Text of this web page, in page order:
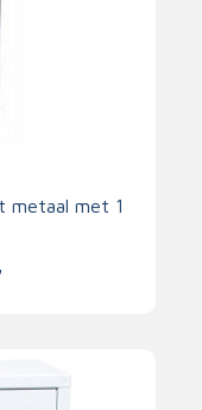
metaal met 1